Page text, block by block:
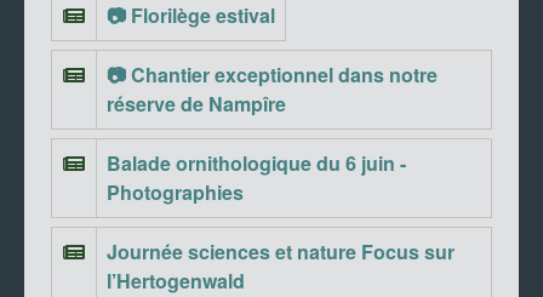
📷 Florilège estival
📷 Chantier exceptionnel dans notre
réserve de Nampîre
Balade ornithologique du 6 juin -
Photographies
Journée sciences et nature Focus sur
l’Hertogenwald